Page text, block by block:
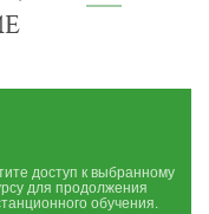
доступ к выбранному
для продолжения
обучения.